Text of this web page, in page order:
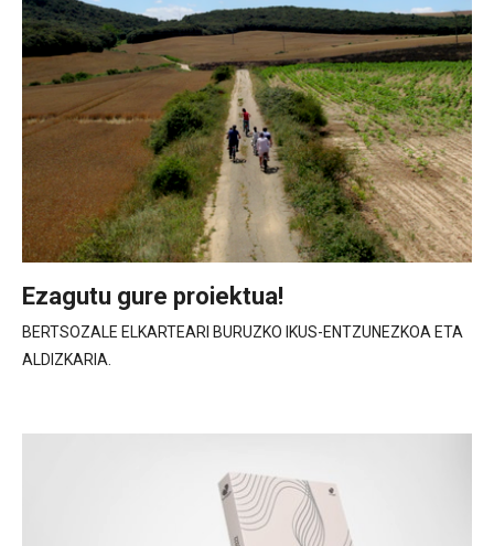
Ezagutu gure proiektua!
BERTSOZALE ELKARTEARI BURUZKO IKUS-ENTZUNEZKOA ETA
ALDIZKARIA.